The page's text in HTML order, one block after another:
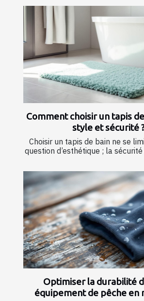
Comment choisir un tapis
style et sécurité
Choisir un tapis de bain ne se
question d’esthétique ; la
Optimiser la durabilité
équipement de pêche en